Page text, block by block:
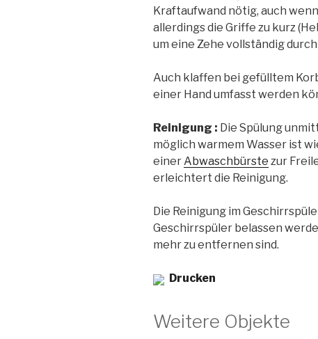
Kraftaufwand nötig, auch
allerdings die Griffe zu kurz
um eine Zehe vollständig
Auch klaffen bei gefülltem
einer Hand umfasst werden
Reinigung : Die Spülung
möglich warmem Wasser ist
einer Abwaschbürste zur
erleichtert die Reinigung.
Die Reinigung im
Geschirrspüler belassen
mehr zu entfernen sind.
Drucken
Weitere Objekte